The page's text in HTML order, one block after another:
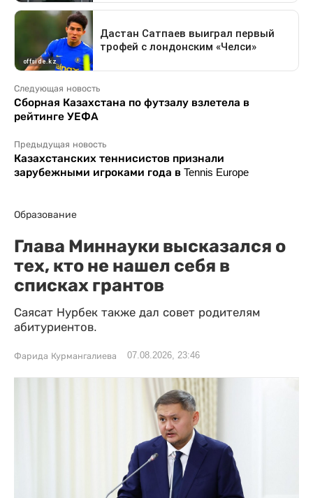
Следующая новость
Сборная Казахстана по футзалу взлетела в
рейтинге УЕФА
Предыдущая новость
Казахстанских теннисистов признали
зарубежными игроками года в Tennis Europe
Образование
Глава Миннауки высказался о
тех, кто не нашел себя в
списках грантов
Саясат Нурбек также дал совет родителям
абитуриентов.
Фарида Курмангалиева 07.08.2026, 23:46